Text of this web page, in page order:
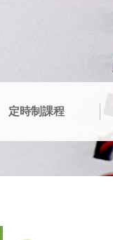
定時制課程